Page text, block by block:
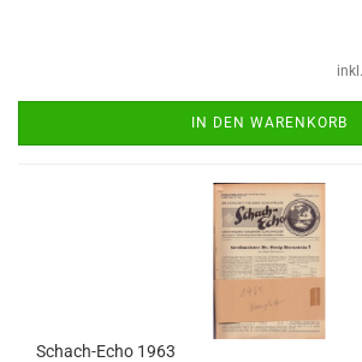
IN DEN WARENKORB
Schach-Echo 1963